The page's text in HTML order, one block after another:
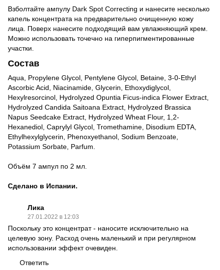
Взболтайте ампулу Dark Spot Correcting и нанесите несколько
капель концентрата на предварительно очищенную кожу
лица. Поверх нанесите подходящий вам увлажняющий крем.
Можно использовать точечно на гиперпигментированные
участки.
Состав
Aqua, Propylene Glycol, Pentylene Glycol, Betaine, 3-0-Ethyl
Ascorbic Acid, Niacinamide, Glycerin, Ethoxydiglycol,
Hexylresorcinol, Hydrolyzed Opuntia Ficus-indica Flower Extract,
Hydrolyzed Candida Saitoana Extract, Hydrolyzed Brassica
Napus Seedcake Extract, Hydrolyzed Wheat Flour, 1,2-
Hexanediol, Caprylyl Glycol, Tromethamine, Disodium EDTA,
Ethylhexylglycerin, Phenoxyethanol, Sodium Benzoate,
Potassium Sorbate, Parfum.
Объём 7 ампул по 2 мл.
Сделано в Испании.
Лика
27.01.2022 в 12:03
Поскольку это концентрат - наносите исключительно на
целевую зону. Расход очень маленький и при регулярном
использовании эффект очевиден.
Ответить